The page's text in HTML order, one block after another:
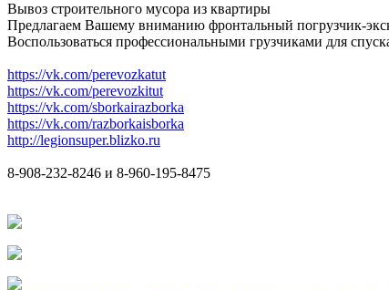
Вывоз строительного мусора из квартиры
Предлагаем Вашему вниманию фронтальный погрузчик-
Воспользоваться профессиональными грузчиками для
https://vk.com/perevozkatut
https://vk.com/perevozkitut
https://vk.com/sborkairazborka
https://vk.com/razborkaisborka
http://legionsuper.blizko.ru
8-908-232-8246 и 8-960-195-8475